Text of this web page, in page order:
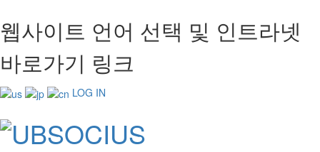
웹사이트 언어 선택 및 인트라넷
바로가기 링크
LOG IN